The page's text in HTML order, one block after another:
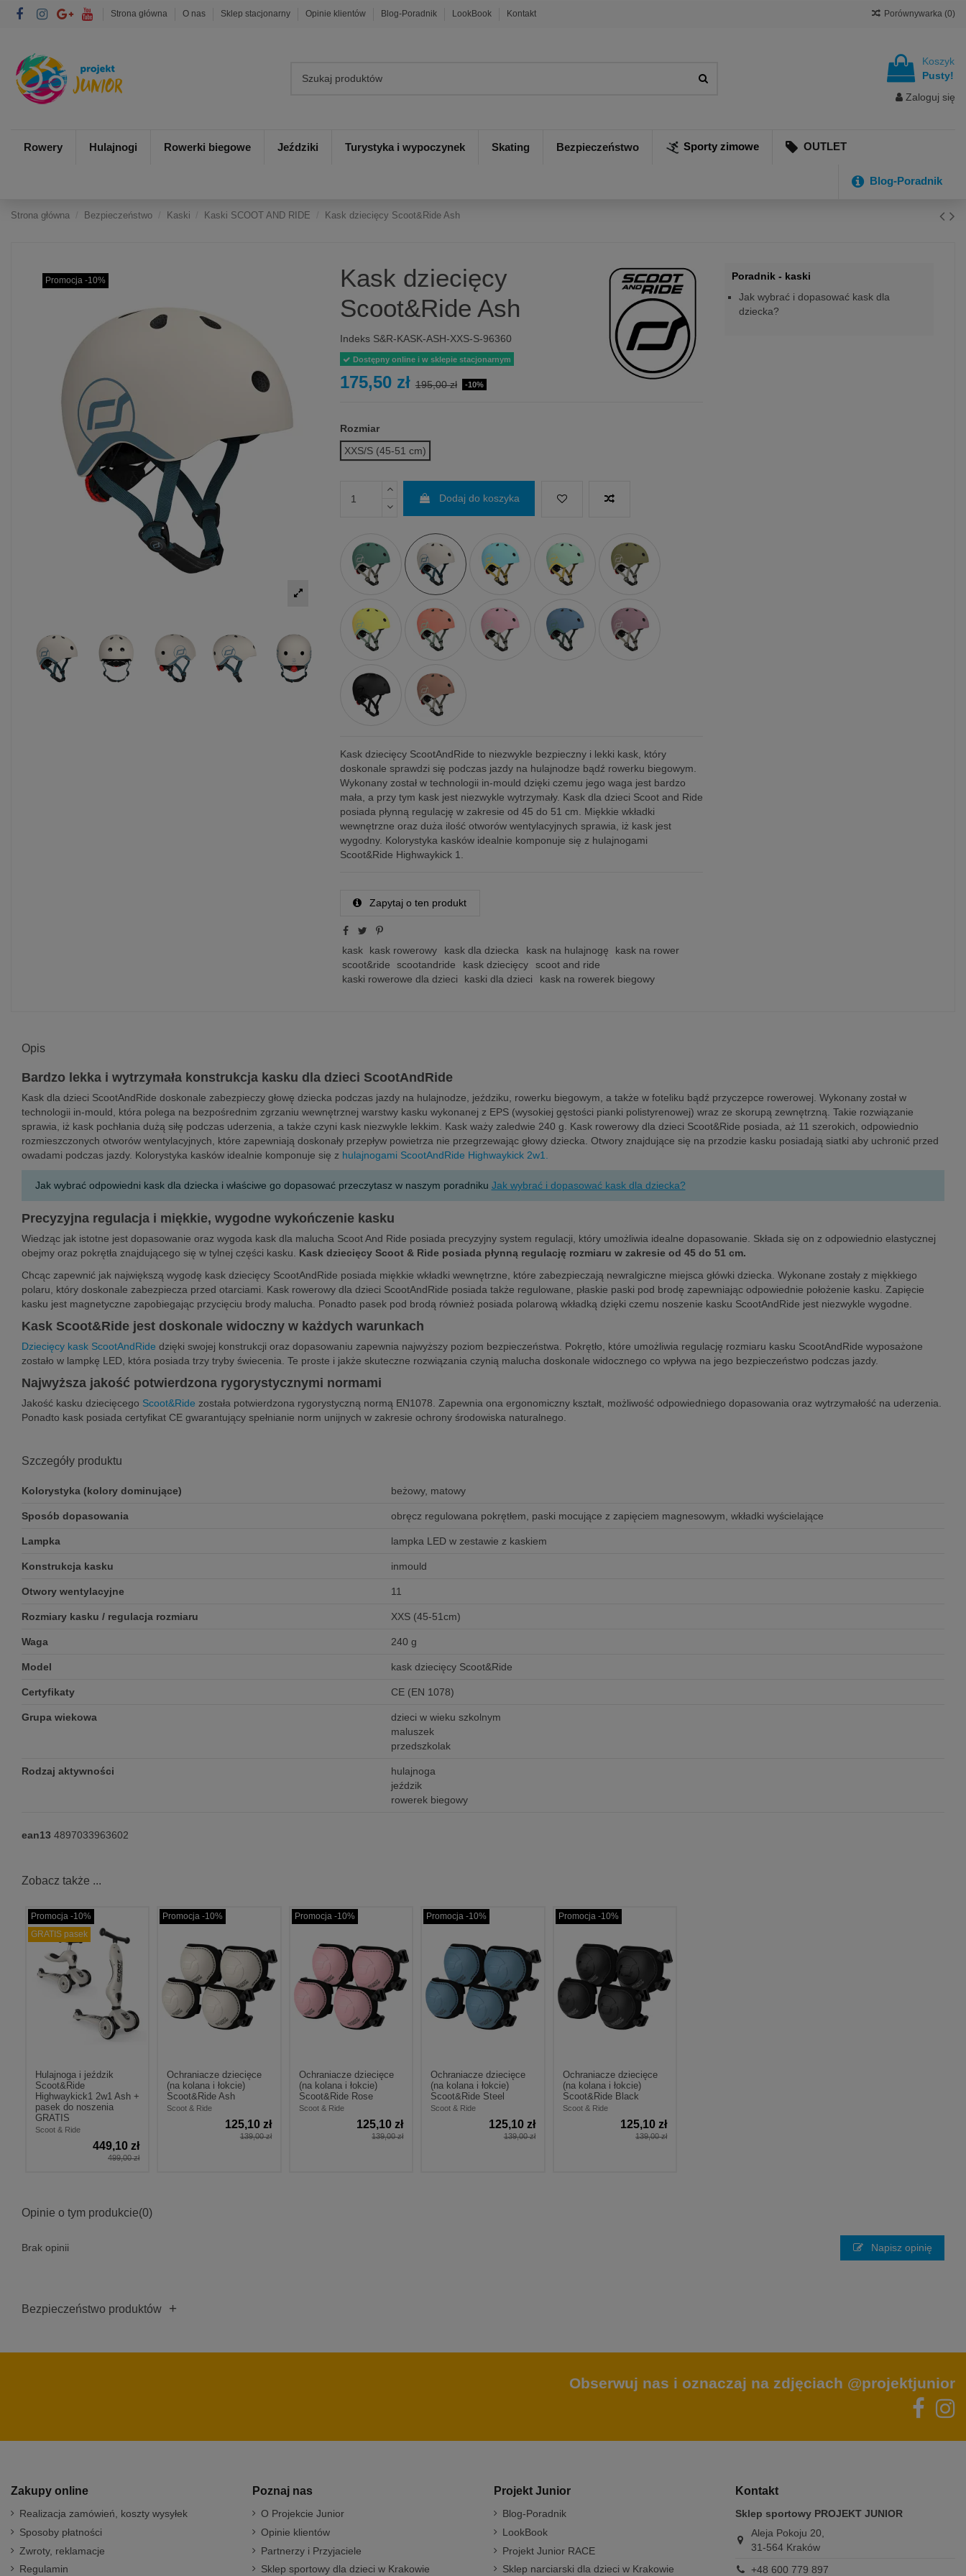
Strona główna O nas Sklep stacjonarny Opinie klientów Blog-Poradnik LookBook Kontakt Porównywarka (0)
Koszyk
Pusty!
Zaloguj się
Rowery Hulajnogi Rowerki biegowe Jeździki Turystyka i wypoczynek Skating Bezpieczeństwo Sporty zimowe OUTLET
Blog-Poradnik
Strona główna Bezpieczeństwo Kaski Kaski SCOOT AND RIDE Kask dziecięcy Scoot&Ride Ash
Promocja -10%
Kask dziecięcy
Scoot&Ride Ash
Indeks S&R-KASK-ASH-XXS-S-96360
Dostępny online i w sklepie stacjonarnym
175,50 zł 195,00 zł -10%
Rozmiar
XXS/S (45-51 cm)
Dodaj do koszyka
Kask dziecięcy ScootAndRide to niezwykle bezpieczny i lekki kask, który
doskonale sprawdzi się podczas jazdy na hulajnodze bądź rowerku biegowym.
Wykonany został w technologii in-mould dzięki czemu jego waga jest bardzo
mała, a przy tym kask jest niezwykle wytrzymały. Kask dla dzieci Scoot and Ride
posiada płynną regulację w zakresie od 45 do 51 cm. Miękkie wkładki
wewnętrzne oraz duża ilość otworów wentylacyjnych sprawia, iż kask jest
wygodny. Kolorystyka kasków idealnie komponuje się z hulajnogami
Scoot&Ride Highwaykick 1.
Zapytaj o ten produkt
kask kask rowerowy kask dla dziecka kask na hulajnogę
kask na rower
scoot&ride
scootandride kask dziecięcy
scoot and ride
kaski rowerowe dla dzieci
kaski dla dzieci kask na rowerek biegowy
Poradnik - kaski
Jak wybrać i dopasować kask dla
dziecka?
Opis
Bardzo lekka i wytrzymała konstrukcja kasku dla dzieci ScootAndRide
Kask dla dzieci ScootAndRide doskonale zabezpieczy głowę dziecka podczas jazdy na hulajnodze, jeździku, rowerku biegowym, a także w foteliku bądź przyczepce rowerowej. Wykonany został w
technologii in-mould, która polega na bezpośrednim zgrzaniu wewnętrznej warstwy kasku wykonanej z EPS (wysokiej gęstości pianki polistyrenowej) wraz ze skorupą zewnętrzną. Takie rozwiązanie
sprawia, iż kask pochłania dużą siłę podczas uderzenia, a także czyni kask niezwykle lekkim. Kask waży zaledwie 240 g. Kask rowerowy dla dzieci Scoot&Ride posiada, aż 11 szerokich, odpowiednio
rozmieszczonych otworów wentylacyjnych, które zapewniają doskonały przepływ powietrza nie przegrzewając głowy dziecka. Otwory znajdujące się na przodzie kasku posiadają siatki aby uchronić przed
owadami podczas jazdy. Kolorystyka kasków idealnie komponuje się z hulajnogami ScootAndRide Highwaykick 2w1.
Jak wybrać odpowiedni kask dla dziecka i właściwe go dopasować przeczytasz w naszym poradniku Jak wybrać i dopasować kask dla dziecka?
Precyzyjna regulacja i miękkie, wygodne wykończenie kasku
Wiedząc jak istotne jest dopasowanie oraz wygoda kask dla malucha Scoot And Ride posiada precyzyjny system regulacji, który umożliwia idealne dopasowanie. Składa się on z odpowiednio elastycznej
obejmy oraz pokrętła znajdującego się w tylnej części kasku. Kask dziecięcy Scoot & Ride posiada płynną regulację rozmiaru w zakresie od 45 do 51 cm.
Chcąc zapewnić jak największą wygodę kask dziecięcy ScootAndRide posiada miękkie wkładki wewnętrzne, które zabezpieczają newralgiczne miejsca główki dziecka. Wykonane zostały z miękkiego
polaru, który doskonale zabezpiecza przed otarciami. Kask rowerowy dla dzieci ScootAndRide posiada także regulowane, płaskie paski pod brodę zapewniając odpowiednie położenie kasku. Zapięcie
kasku jest magnetyczne zapobiegając przycięciu brody malucha. Ponadto pasek pod brodą również posiada polarową wkładką dzięki czemu noszenie kasku ScootAndRide jest niezwykle wygodne.
Kask Scoot&Ride jest doskonale widoczny w każdych warunkach
Dziecięcy kask ScootAndRide dzięki swojej konstrukcji oraz dopasowaniu zapewnia najwyższy poziom bezpieczeństwa. Pokrętło, które umożliwia regulację rozmiaru kasku ScootAndRide wyposażone
zostało w lampkę LED, która posiada trzy tryby świecenia. Te proste i jakże skuteczne rozwiązania czynią malucha doskonale widocznego co wpływa na jego bezpieczeństwo podczas jazdy.
Najwyższa jakość potwierdzona rygorystycznymi normami
Jakość kasku dziecięcego Scoot&Ride została potwierdzona rygorystyczną normą EN1078. Zapewnia ona ergonomiczny kształt, możliwość odpowiedniego dopasowania oraz wytrzymałość na uderzenia.
Ponadto kask posiada certyfikat CE gwarantujący spełnianie norm unijnych w zakresie ochrony środowiska naturalnego.
Szczegóły produktu
Kolorystyka (kolory dominujące) beżowy, matowy
Sposób dopasowania obręcz regulowana pokrętłem, paski mocujące z zapięciem magnesowym, wkładki wyścielające
Lampka lampka LED w zestawie z kaskiem
Konstrukcja kasku inmould
Otwory wentylacyjne 11
Rozmiary kasku / regulacja rozmiaru XXS (45-51cm)
Waga 240 g
Model kask dziecięcy Scoot&Ride
Certyfikaty CE (EN 1078)
Grupa wiekowa
dzieci w wieku szkolnym
maluszek
przedszkolak
Rodzaj aktywności
hulajnoga
jeździk
rowerek biegowy
ean13 4897033963602
Zobacz także ...
Promocja -10%
GRATIS pasek
Hulajnoga i jeździk
Scoot&Ride
Highwaykick1 2w1 Ash +
pasek do noszenia
GRATIS
Scoot & Ride
449,10 zł
499,00 zł
Promocja -10%
Ochraniacze dziecięce
(na kolana i łokcie)
Scoot&Ride Ash
Scoot & Ride
125,10 zł
139,00 zł
Promocja -10%
Ochraniacze dziecięce
(na kolana i łokcie)
Scoot&Ride Rose
Scoot & Ride
125,10 zł
139,00 zł
Promocja -10%
Ochraniacze dziecięce
(na kolana i łokcie)
Scoot&Ride Steel
Scoot & Ride
125,10 zł
139,00 zł
Promocja -10%
Ochraniacze dziecięce
(na kolana i łokcie)
Scoot&Ride Black
Scoot & Ride
125,10 zł
139,00 zł
Opinie o tym produkcie(0)
Brak opinii Napisz opinię
Bezpieczeństwo produktów +
Obserwuj nas i oznaczaj na zdjęciach @projektjunior
Zakupy online
Realizacja zamówień, koszty wysyłek
Sposoby płatności
Zwroty, reklamacje
Regulamin
Poznaj nas
O Projekcie Junior
Opinie klientów
Partnerzy i Przyjaciele
Sklep sportowy dla dzieci w Krakowie
Projekt Junior
Blog-Poradnik
LookBook
Projekt Junior RACE
Sklep narciarski dla dzieci w Krakowie
Kontakt
Sklep sportowy PROJEKT JUNIOR
Aleja Pokoju 20,
31-564 Kraków
+48 600 779 897